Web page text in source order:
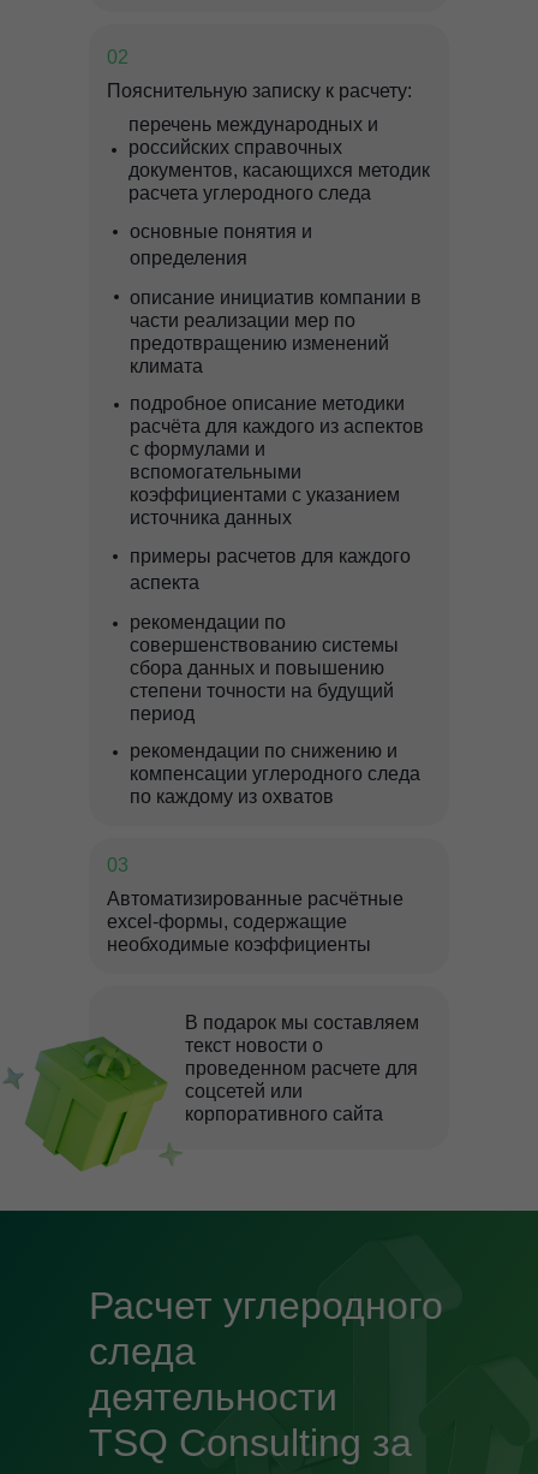
Пояснительную записку к расчету:
Автоматизированные расчётные
excel-формы, содержащие
необходимые коэффициенты
В подарок мы составляем
текст новости о
проведенном расчете для
соцсетей или
корпоративного сайта
02
03
описание инициатив компании в
части реализации мер по
предотвращению изменений
климата
основные понятия и
определения
перечень международных и
российских справочных
документов, касающихся методик
расчета углеродного следа
рекомендации по
совершенствованию системы
сбора данных и повышению
степени точности на будущий
период
примеры расчетов для каждого
аспекта
подробное описание методики
расчёта для каждого из аспектов
с формулами и
вспомогательными
коэффициентами с указанием
источника данных
рекомендации по снижению и
компенсации углеродного следа
по каждому из охватов
Расчет углеродного
следа
деятельности
TSQ Consulting за